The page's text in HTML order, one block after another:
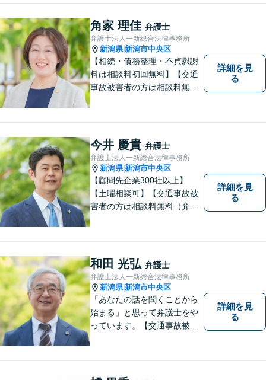
可】あなたのパートナーとし
てお力になります
角家 理佳 弁護士
弁護士法人一新総合法律事務所
新潟県|新潟市中央区
【相続・債務整理・不貞慰謝
料は相談料初回無料】【交通
事故被害者の方は相談料無料
「しんなら強い」弁護士にな
るため日々研鑽を積んでいま
す
詳細を見
る
今井 慶貴 弁護士
弁護士法人一新総合法律事務所
新潟県|新潟市中央区
【顧問先企業300社以上】
【土曜相談可】【交通事故被
害者の方は相談料無料（弁護
災・不貞慰謝料は相談料初回
無料】
詳細を見
る
和田 光弘 弁護士
弁護士法人一新総合法律事務所
新潟県|新潟市中央区
「あなたの話を聞くことから
始まる」と思って弁護士をや
っています。【交通事故被害
く）】【相続・債務整理・労
災・不貞慰謝料は相談料初回
詳細を見
る